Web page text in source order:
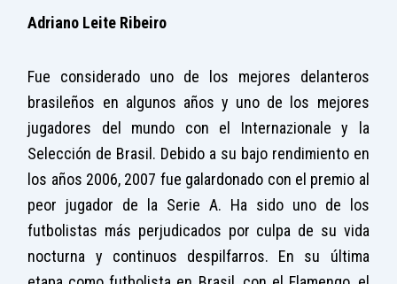
Adriano Leite Ribeiro
Fue considerado uno de los mejores delanteros
brasileños en algunos años y uno de los mejores
jugadores del mundo con el Internazionale y la
Selección de Brasil. Debido a su bajo rendimiento en
los años 2006, 2007 fue galardonado con el premio al
peor jugador de la Serie A. Ha sido uno de los
futbolistas más perjudicados por culpa de su vida
nocturna y continuos despilfarros. En su última